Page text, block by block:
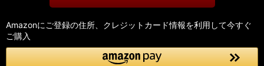
Amazonにご登録の住所、クレジットカード情報を利用して今すぐ
ご購入